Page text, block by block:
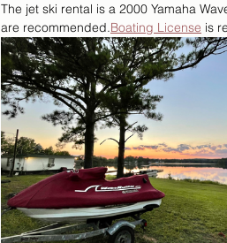
The jet ski rental is a 2000 Yamaha
are recommended.Boating License is